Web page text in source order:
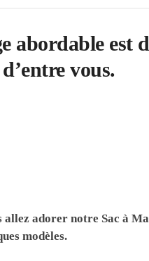
abordable est
vous.
allez adorer notre Sac à
modèles.